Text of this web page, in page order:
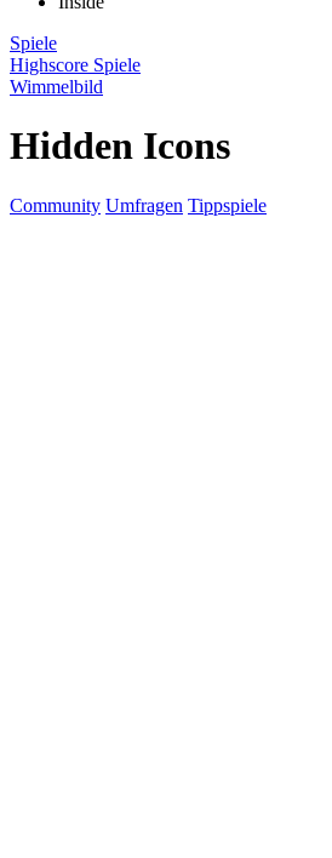
Spiele
Highscore Spiele
Wimmelbild
Hidden Icons
Community Umfragen Tippspiele